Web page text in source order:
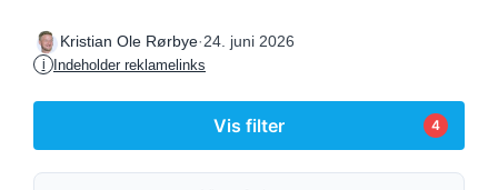
Kristian Ole Rørbye·24. juni 2026
i Indeholder reklamelinks
Vis filter 4